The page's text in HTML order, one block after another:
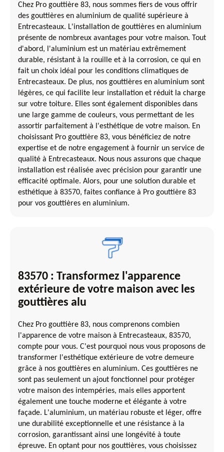
Chez Pro gouttière 83, nous sommes fiers de vous offrir
des gouttières en aluminium de qualité supérieure à
Entrecasteaux. L'installation de gouttières en aluminium
présente de nombreux avantages pour votre maison. Tout
d'abord, l'aluminium est un matériau extrêmement
durable, résistant à la rouille et à la corrosion, ce qui en
fait un choix idéal pour les conditions climatiques de
Entrecasteaux. De plus, nos gouttières en aluminium sont
légères, ce qui facilite leur installation et réduit la charge
sur votre toiture. Elles sont également disponibles dans
une large gamme de couleurs, vous permettant de les
assortir parfaitement à l'esthétique de votre maison. En
choisissant Pro gouttière 83, vous bénéficiez de notre
expertise et de notre engagement à fournir un service de
qualité à Entrecasteaux. Nous nous assurons que chaque
installation est réalisée avec précision pour garantir une
efficacité optimale. Alors, pour une solution durable et
esthétique à 83570, faites confiance à Pro gouttière 83
pour vos gouttières en aluminium.
83570 : Transformez l'apparence
extérieure de votre maison avec les
gouttières alu
Chez Pro gouttière 83, nous comprenons combien
l'apparence de votre maison à Entrecasteaux, 83570,
compte pour vous. C'est pourquoi nous vous proposons de
transformer l'esthétique extérieure de votre demeure
grâce à nos gouttières en aluminium. Ces gouttières ne
sont pas seulement un ajout fonctionnel pour protéger
votre maison des intempéries, mais elles apportent
également une touche moderne et élégante à votre
façade. L'aluminium, un matériau robuste et léger, offre
une durabilité exceptionnelle et une résistance à la
corrosion, garantissant ainsi une longévité à toute
épreuve. En optant pour nos gouttières, vous choisissez